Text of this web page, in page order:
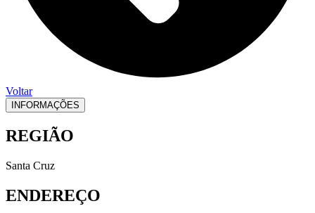
Voltar
INFORMAÇÕES
REGIÃO
Santa Cruz
ENDEREÇO